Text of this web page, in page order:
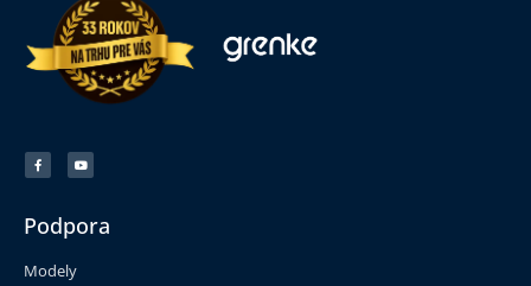
Podpora
Modely